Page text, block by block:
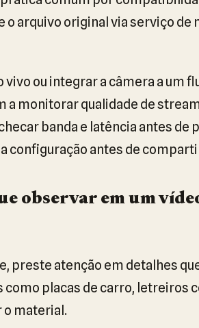
arquivo original via serviço de
ou integrar a câmera a um
a monitorar qualidade de
banda e latência antes de
configuração antes de
observar em um
preste atenção em detalhes
placas de carro, letreiros
o material.